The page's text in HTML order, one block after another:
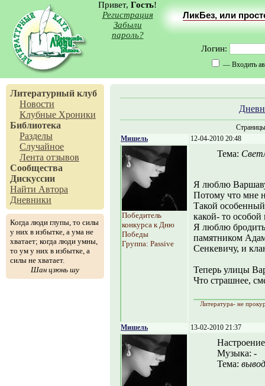
Привет, Гость!
Регистрация
Забыли
пароль?
ЛикБез, или
Логин:
— Входить
Литературный клуб
Новости
Клубные Хроники
Библиотека
Разделы
Случайное
Лента отзывов
Сообщества
Дискуссии
Найти Автора
Дневники
Когда люди глупы, то силы
у них в избытке, а ума не
хватает; когда люди умны,
то ум у них в избытке, а
силы не хватает.
Шан цзюнь шу
Мишель
12-04-2010 20:48
Победитель
конкурса к Дню
Победы
Группа: Passive
Тема:
Я люблю
Потому что мне
Такой
какой- то особой
Я люблю бродить
памятником
Сенкевичу, и
Теперь улицы
Что страшнее,
Литература- не
Мишель 13-02-2010 21:37
Музыка: -
Тема: вывод